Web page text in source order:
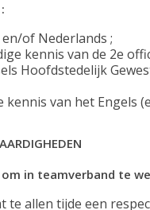
en/of Nederlands ;
kennis van de 2e
Hoofdstedelijk
kennis van het Engels
in teamverband te
te allen tijde een